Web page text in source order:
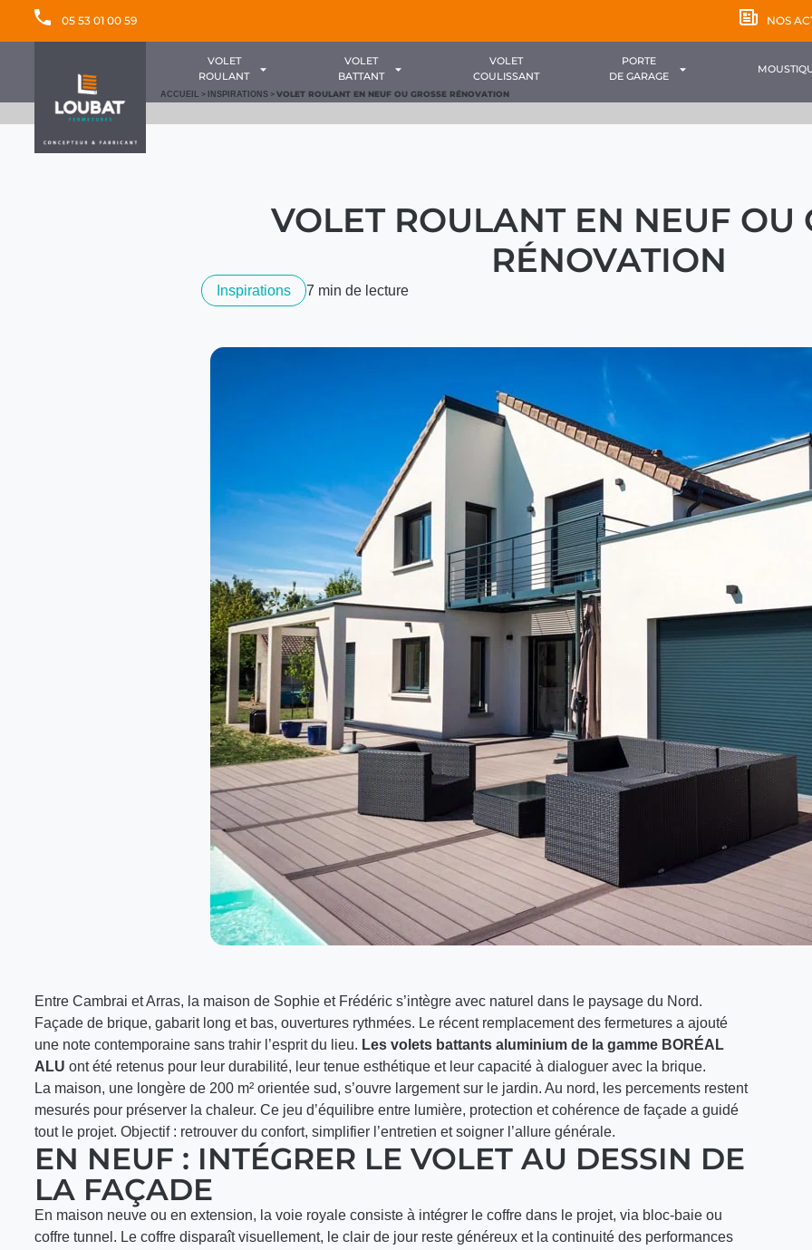
05 53 01 00 59 NOS
VOLET
ROULANT
VOLET
BATTANT
VOLET
COULISSANT
PORTE
DE GARAGE
ACCUEIL > INSPIRATIONS>VOLET ROULANT EN NEUF OU GROSSE RÉNOVATION
VOLET ROULANT EN NEUF OU
RÉNOVATION
Inspirations 7 min de lecture
Entre Cambrai et Arras, la maison de Sophie et Frédéric s’intègre avec naturel dans le paysage du Nord.
Façade de brique, gabarit long et bas, ouvertures rythmées. Le récent remplacement des fermetures a ajouté
une note contemporaine sans trahir l’esprit du lieu. Les volets battants aluminium de la gamme BORÉAL
ALU ont été retenus pour leur durabilité, leur tenue esthétique et leur capacité à dialoguer avec la brique.
La maison, une longère de 200 m² orientée sud, s’ouvre largement sur le jardin. Au nord, les percements restent
mesurés pour préserver la chaleur. Ce jeu d’équilibre entre lumière, protection et cohérence de façade a guidé
tout le projet. Objectif : retrouver du confort, simplifier l’entretien et soigner l’allure générale.
EN NEUF : INTÉGRER LE VOLET AU DESSIN DE
LA FAÇADE
En maison neuve ou en extension, la voie royale consiste à intégrer le coffre dans le projet, via bloc-baie ou
coffre tunnel. Le coffre disparaît visuellement, le clair de jour reste généreux et la continuité des performances